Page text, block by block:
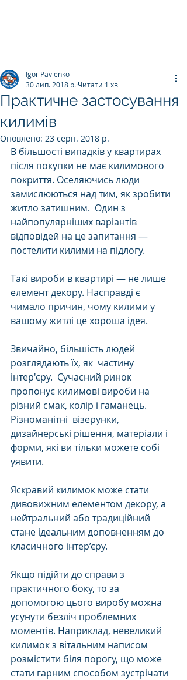
Практичне застосування
килимів
Igor Pavlenko
30 лип. 2018 р. Читати 1 хв
Оновлено: 23 серп. 2018 р.
В більшості випадків у квартирах
після покупки не має килимового
покриття. Оселяючись люди
замислюються над тим, як зробити
житло затишним.  Один з
найпопулярніших варіантів
відповідей на це запитання —
постелити килими на підлогу.
Такі вироби в квартирі — не лише
елемент декору. Насправді є
чимало причин, чому килими у
вашому житлі це хороша ідея.
Звичайно, більшість людей
розглядають їх, як  частину
інтер'єру.  Сучасний ринок
пропонує килимові вироби на
різний смак, колір і гаманець.
Різноманітні  візерунки,
дизайнерські рішення, матеріали і
форми, які ви тільки можете собі
уявити.
Яскравий килимок може стати
дивовижним елементом декору, а
нейтральний або традиційний
стане ідеальним доповненням до
класичного інтер’єру.
Якщо підійти до справи з
практичного боку, то за
допомогою цього виробу можна
усунути безліч проблемних
моментів. Наприклад, невеликий
килимок з вітальним написом
розмістити біля порогу, що може
стати гарним способом зустрічати